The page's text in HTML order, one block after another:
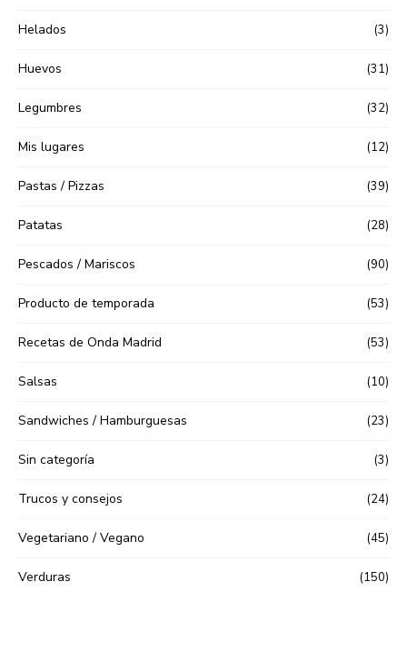
Helados (3)
Huevos (31)
Legumbres (32)
Mis lugares (12)
Pastas / Pizzas (39)
Patatas (28)
Pescados / Mariscos (90)
Producto de temporada (53)
Recetas de Onda Madrid (53)
Salsas (10)
Sandwiches / Hamburguesas (23)
Sin categoría (3)
Trucos y consejos (24)
Vegetariano / Vegano (45)
Verduras (150)